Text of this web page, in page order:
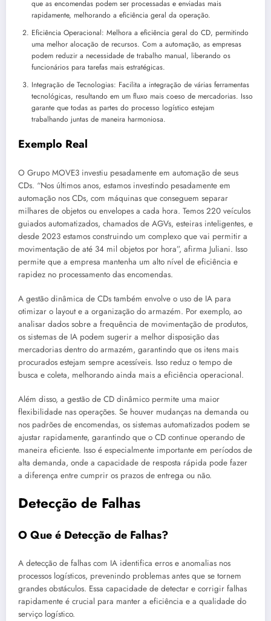
que as encomendas podem ser processadas e enviadas mais
rapidamente, melhorando a eficiência geral da operação.
Eficiência Operacional: Melhora a eficiência geral do CD, permitindo
uma melhor alocação de recursos. Com a automação, as empresas
podem reduzir a necessidade de trabalho manual, liberando os
funcionários para tarefas mais estratégicas.
Integração de Tecnologias: Facilita a integração de várias ferramentas
tecnológicas, resultando em um fluxo mais coeso de mercadorias. Isso
garante que todas as partes do processo logístico estejam
trabalhando juntas de maneira harmoniosa.
Exemplo Real
O Grupo MOVE3 investiu pesadamente em automação de seus
CDs. “Nos últimos anos, estamos investindo pesadamente em
automação nos CDs, com máquinas que conseguem separar
milhares de objetos ou envelopes a cada hora. Temos 220 veículos
guiados automatizados, chamados de AGVs, esteiras inteligentes, e
desde 2023 estamos construindo um complexo que vai permitir a
movimentação de até 34 mil objetos por hora”, afirma Juliani. Isso
permite que a empresa mantenha um alto nível de eficiência e
rapidez no processamento das encomendas.
A gestão dinâmica de CDs também envolve o uso de IA para
otimizar o layout e a organização do armazém. Por exemplo, ao
analisar dados sobre a frequência de movimentação de produtos,
os sistemas de IA podem sugerir a melhor disposição das
mercadorias dentro do armazém, garantindo que os itens mais
procurados estejam sempre acessíveis. Isso reduz o tempo de
busca e coleta, melhorando ainda mais a eficiência operacional.
Além disso, a gestão de CD dinâmico permite uma maior
flexibilidade nas operações. Se houver mudanças na demanda ou
nos padrões de encomendas, os sistemas automatizados podem se
ajustar rapidamente, garantindo que o CD continue operando de
maneira eficiente. Isso é especialmente importante em períodos de
alta demanda, onde a capacidade de resposta rápida pode fazer
a diferença entre cumprir os prazos de entrega ou não.
Detecção de Falhas
O Que é Detecção de Falhas?
A detecção de falhas com IA identifica erros e anomalias nos
processos logísticos, prevenindo problemas antes que se tornem
grandes obstáculos. Essa capacidade de detectar e corrigir falhas
rapidamente é crucial para manter a eficiência e a qualidade do
serviço logístico.